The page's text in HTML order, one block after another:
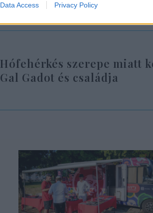
Data Access Privacy Policy
Hófehérkés szerepe miatt
Gal Gadot és családja